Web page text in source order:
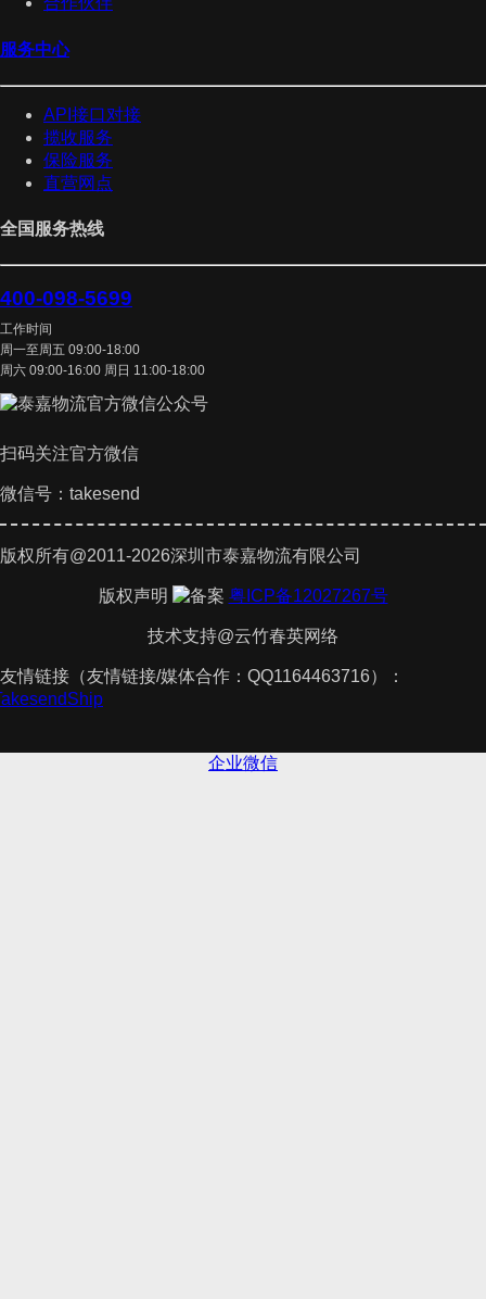
服务中心
API接口对接
揽收服务
保险服务
直营网点
全国服务热线
400-098-5699
工作时间
周一至周五 09:00-18:00
周六 09:00-16:00 周日 11:00-18:00
扫码关注官方微信
微信号：takesend
版权所有@2011-2026深圳市泰嘉物流有限公司
版权声明 粤ICP备12027267号
技术支持@云竹春英网络
友情链接（友情链接/媒体合作：QQ1164463716）：
TakesendShip
企业微信